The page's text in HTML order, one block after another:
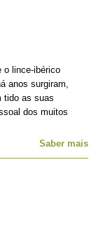
o lince-ibérico
anos surgiram,
tido as suas
dos muitos
Saber mais